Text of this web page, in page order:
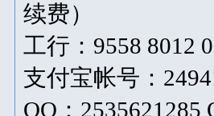
续费）
工行：9558 8012
支付宝帐号：
QQ：2535621285